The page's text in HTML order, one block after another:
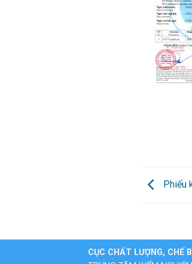
Phiếu
CỤC CHẤT LƯỢNG, CHẾ